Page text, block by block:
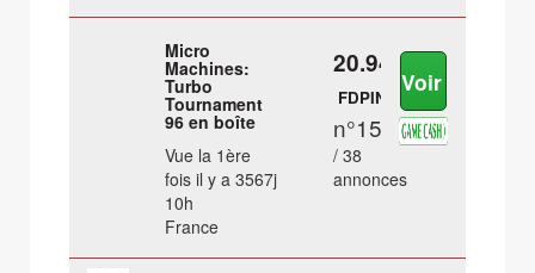
Micro
Machines:
Turbo
Tournament
96 en boîte
Vue la 1ère
fois il y a 3567j
10h
France
20.94 €
FDPIN
n°15
/ 38
annonces